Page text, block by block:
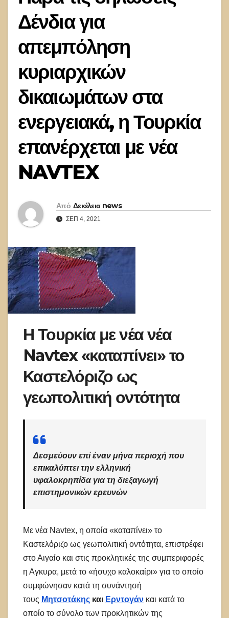
Δένδια για
απεμπόληση
κυριαρχικών
δικαιωμάτων στα
ενεργειακά, η Τουρκία
επανέρχεται με νέα
NAVTEX
Από Δεκέλεια news
ΣΕΠ 4, 2021
Η Τουρκία με νέα νέα
Navtex «καταπίνει» το
Καστελόριζο ως
γεωπολιτική οντότητα
Δεσμεύουν επί έναν μήνα περιοχή που
επικαλύπτει την ελληνική
υφαλοκρηπίδα για τη διεξαγωγή
επιστημονικών ερευνών
Με νέα Navtex, η οποία «καταπίνει» το
Καστελόριζο ως γεωπολιτική οντότητα, επιστρέφει
στο Αιγαίο και στις προκλητικές της συμπεριφορές
η Αγκυρα, μετά το «ήσυχο καλοκαίρι» για το οποίο
συμφώνησαν κατά τη συνάντησή
τους Μητσοτάκης και Ερντογάν και κατά το
οποίο το σύνολο των προκλητικών της